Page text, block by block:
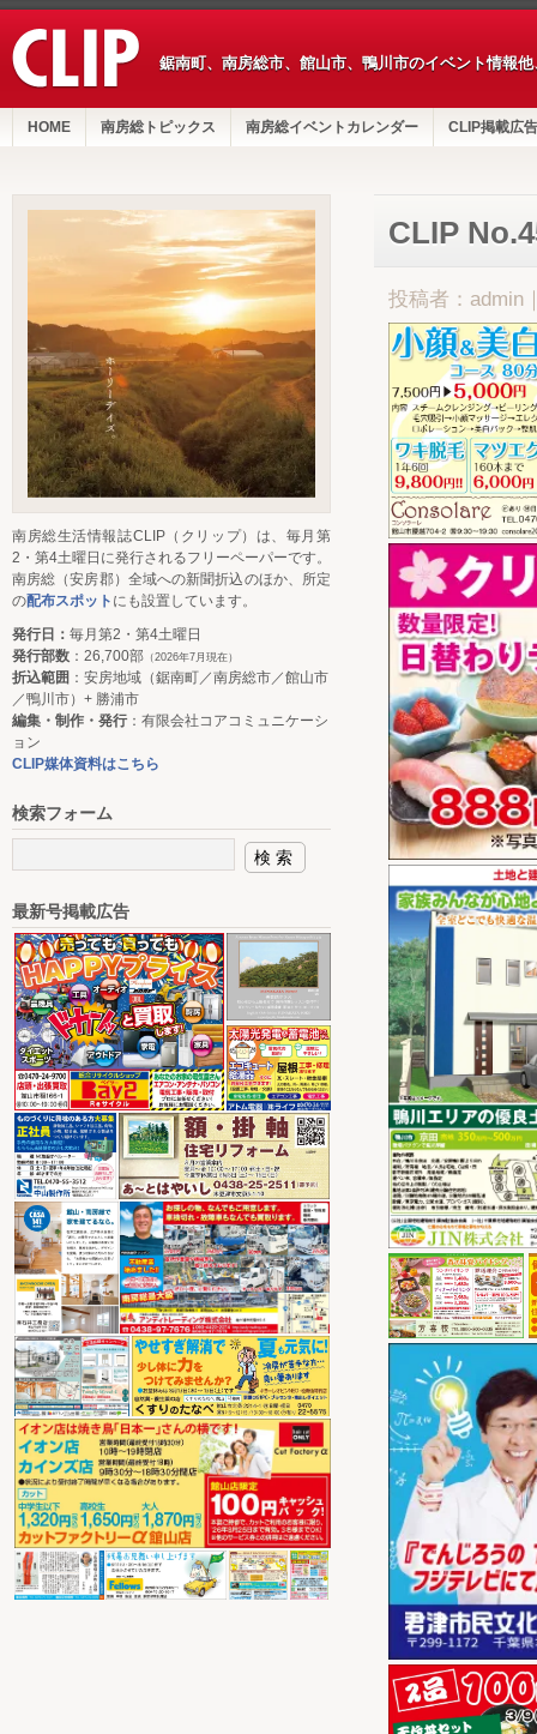
鋸南町、南房総市、館山市、鴨川市のイベント情報
HOME 南房総トピックス 南房総イベントカレンダー CLIP掲載広告
CLIP
投稿者：admin
南房総生活情報誌CLIP（クリップ）は、毎月第
2・第4土曜日に発行されるフリーペーパーです。
南房総（安房郡）全域への新聞折込のほか、所定
の配布スポット にも設置しています。
発行日： 毎月第2・第4土曜日
発行部数 ：26,700部 （2026年7月現在）
折込範囲 ：安房地域（鋸南町／南房総市／館山市
／鴨川市）+ 勝浦市
編集・制作・発行：有限会社コアコミュニケーシ
ョン
CLIP媒体資料はこちら
検索フォーム
最新号掲載広告